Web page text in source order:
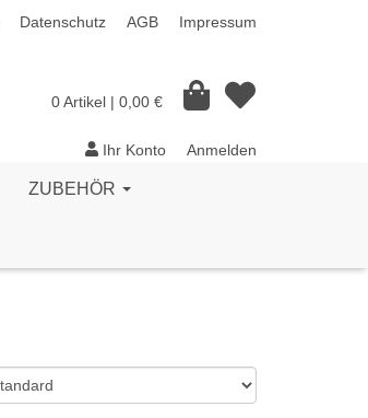
Datenschutz AGB Impressum
0 Artikel | 0,00 €
Ihr Konto Anmelden
ZUBEHÖR